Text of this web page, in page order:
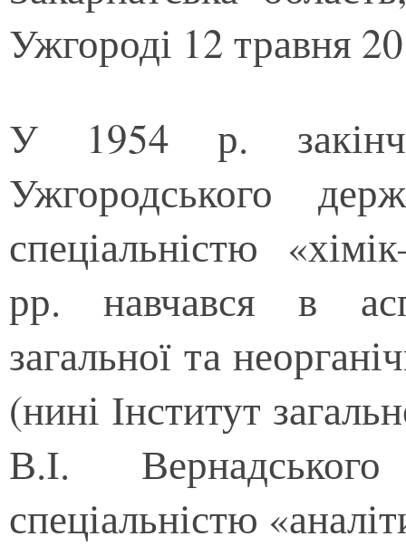
Ужгороді 12 травня
У 1954 р.
Ужгородського
спеціальністю
рр. навчався в
загальної та
(нині Інститут
В.І.
спеціальністю